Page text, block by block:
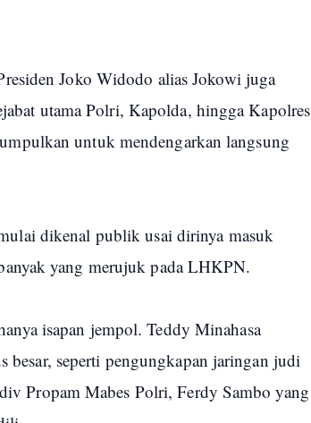
Joko Widodo alias Jokowi juga
utama Polri, Kapolda, hingga Kapolres
untuk mendengarkan langsung
dikenal publik usai dirinya masuk
yang merujuk pada LHKPN.
isapan jempol. Teddy Minahasa
besar, seperti pengungkapan jaringan judi
Propam Mabes Polri, Ferdy Sambo yang